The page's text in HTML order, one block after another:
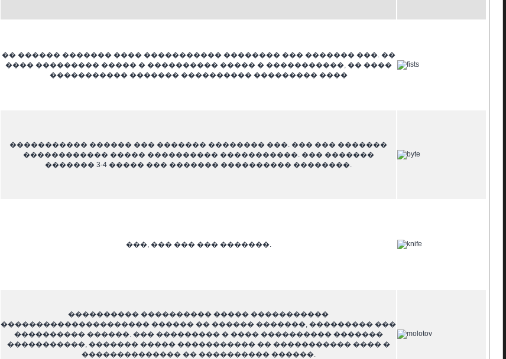
�� ������ ������� ���� ����������� �������� ��� ������� ���. ��
���� ��������� ����� � ���������� ����� � �����������, �� ����
����������� ������� ���������� ��������� ����
����������� ������ ��� ������� �������� ���. ��� ��� �������
������������ ����� ���������� �����������. ��� �������
������� 3-4 ����� ��� ������� ���������� ��������.
���, ��� ��� ��� �������.
���������� ���������� ����� �����������
��������������������� ������ �� ������ �������, ��������� ���
���������� ������. ��� ��������� � ���� ���������� �������
�����������, ������� ����� ����������� �� ����������� ���� �
�������������� �� ���������� ������.